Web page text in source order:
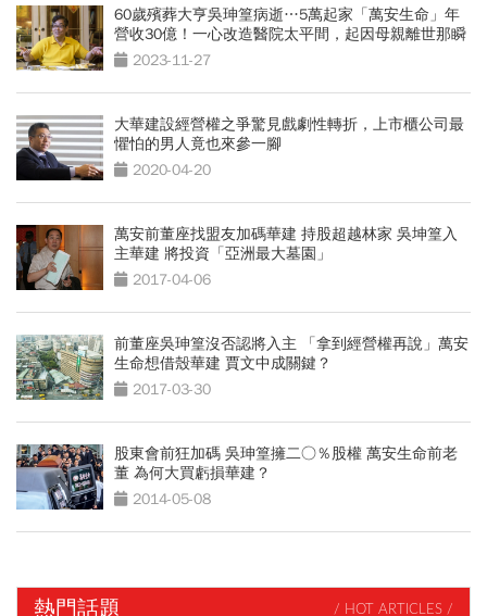
60歲殯葬大亨吳珅篁病逝…5萬起家「萬安生命」年
營收30億！一心改造醫院太平間，起因母親離世那瞬
間 2023-11-27
大華建設經營權之爭驚見戲劇性轉折，上市櫃公司最
懼怕的男人竟也來參一腳
2020-04-20
萬安前董座找盟友加碼華建 持股超越林家 吳坤篁入
主華建 將投資「亞洲最大墓園」
2017-04-06
前董座吳珅篁沒否認將入主 「拿到經營權再說」萬安
生命想借殼華建 賈文中成關鍵？
2017-03-30
股東會前狂加碼 吳珅篁擁二○％股權 萬安生命前老
董 為何大買虧損華建？
2014-05-08
熱門話題 / HOT ARTICLES /